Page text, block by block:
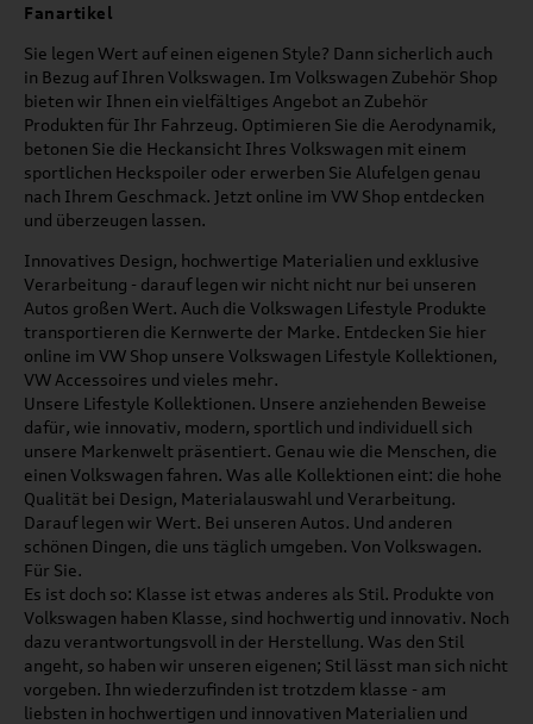
Fanartikel
Sie legen Wert auf einen eigenen Style? Dann sicherlich auch
in Bezug auf Ihren Volkswagen. Im Volkswagen Zubehör Shop
bieten wir Ihnen ein vielfältiges Angebot an Zubehör
Produkten für Ihr Fahrzeug. Optimieren Sie die Aerodynamik,
betonen Sie die Heckansicht Ihres Volkswagen mit einem
sportlichen Heckspoiler oder erwerben Sie Alufelgen genau
nach Ihrem Geschmack. Jetzt online im VW Shop entdecken
und überzeugen lassen.
Innovatives Design, hochwertige Materialien und exklusive
Verarbeitung - darauf legen wir nicht nicht nur bei unseren
Autos großen Wert. Auch die Volkswagen Lifestyle Produkte
transportieren die Kernwerte der Marke. Entdecken Sie hier
online im VW Shop unsere Volkswagen Lifestyle Kollektionen,
VW Accessoires und vieles mehr.
Unsere Lifestyle Kollektionen. Unsere anziehenden Beweise
dafür, wie innovativ, modern, sportlich und individuell sich
unsere Markenwelt präsentiert. Genau wie die Menschen, die
einen Volkswagen fahren. Was alle Kollektionen eint: die hohe
Qualität bei Design, Materialauswahl und Verarbeitung.
Darauf legen wir Wert. Bei unseren Autos. Und anderen
schönen Dingen, die uns täglich umgeben. Von Volkswagen.
Für Sie.
Es ist doch so: Klasse ist etwas anderes als Stil. Produkte von
Volkswagen haben Klasse, sind hochwertig und innovativ. Noch
dazu verantwortungsvoll in der Herstellung. Was den Stil
angeht, so haben wir unseren eigenen; Stil lässt man sich nicht
vorgeben. Ihn wiederzufinden ist trotzdem klasse - am
liebsten in hochwertigen und innovativen Materialien und